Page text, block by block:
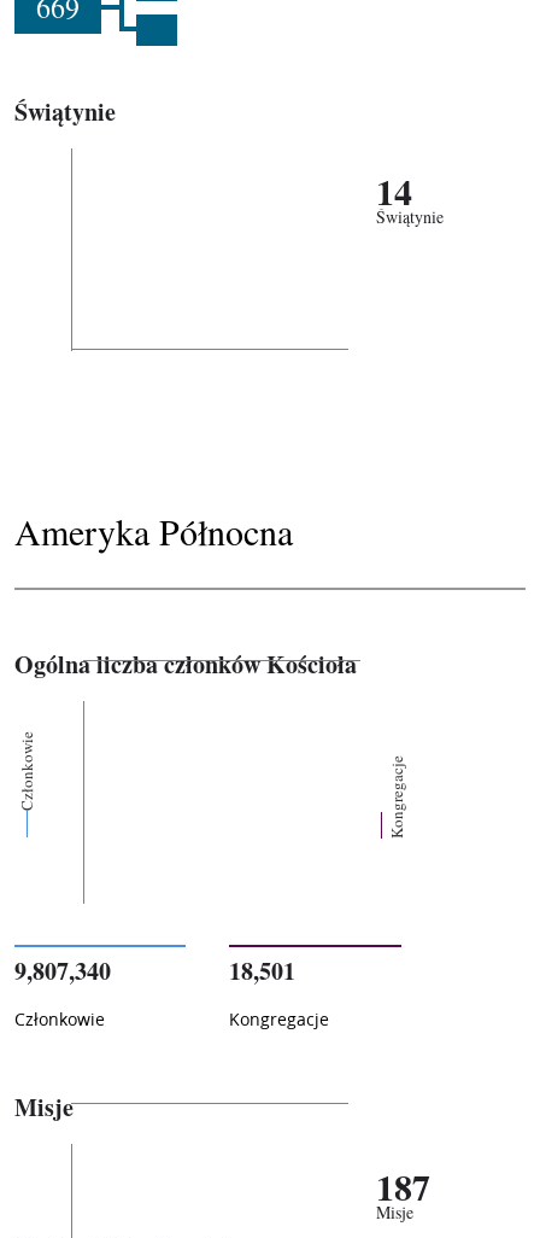
Świątynie
14
Świątynie
Ameryka Północna
Ogólna liczba członków Kościoła
Członkowie Kongregacje
9,807,340
Członkowie
18,501
Kongregacje
Misje
187
Misje